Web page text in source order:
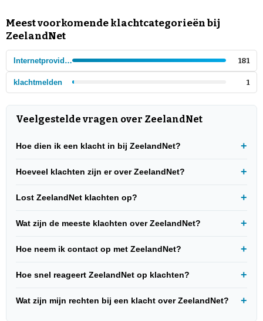
Meest voorkomende klachtcategorieën bij
ZeelandNet
Internetproviders lokaal 181
klachtmelden 1
Veelgestelde vragen over ZeelandNet
Hoe dien ik een klacht in bij ZeelandNet?
Hoeveel klachten zijn er over ZeelandNet?
Lost ZeelandNet klachten op?
Wat zijn de meeste klachten over ZeelandNet?
Hoe neem ik contact op met ZeelandNet?
Hoe snel reageert ZeelandNet op klachten?
Wat zijn mijn rechten bij een klacht over ZeelandNet?